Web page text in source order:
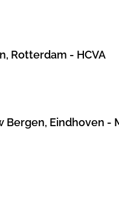
Rotterdam - HCVA
Bergen, Eindhoven -